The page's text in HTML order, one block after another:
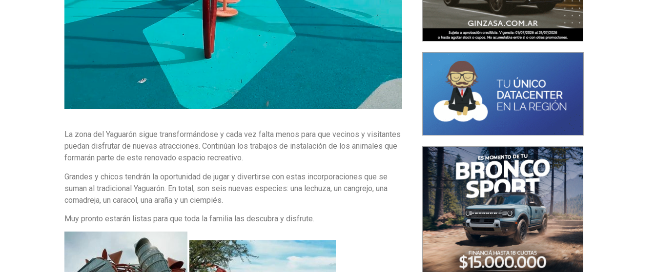
La zona del Yaguarón sigue transformándose y cada vez falta menos para que vecinos y visitantes
puedan disfrutar de nuevas atracciones. Continúan los trabajos de instalación de los animales que
formarán parte de este renovado espacio recreativo.
Grandes y chicos tendrán la oportunidad de jugar y divertirse con estas incorporaciones que se
suman al tradicional Yaguarón. En total, son seis nuevas especies: una lechuza, un cangrejo, una
comadreja, un caracol, una araña y un ciempiés.
Muy pronto estarán listas para que toda la familia las descubra y disfrute.